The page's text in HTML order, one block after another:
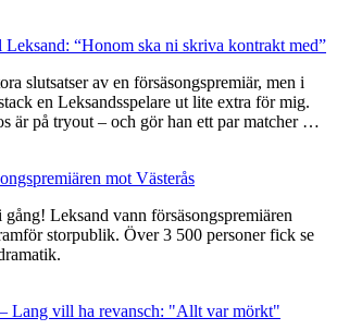
“Honom ska ni skriva kontrakt med”
slutsatser av en försäsongspremiär, men i
en Leksandsspelare ut lite extra för mig.
är på tryout – och gör han ett par matcher …
mot Västerås
Leksand vann försäsongspremiären
storpublik. Över 3 500 personer fick se
Lang vill ha revansch: "Allt var mörkt"